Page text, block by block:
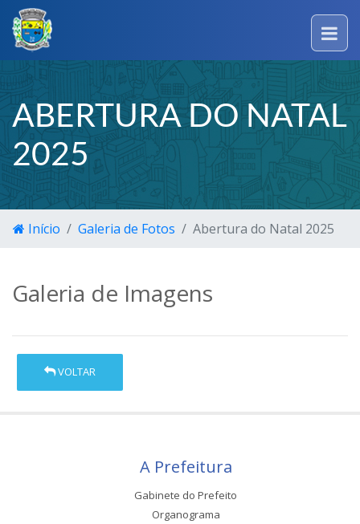
ABERTURA DO NATAL
2025
Início Galeria de Fotos Abertura do Natal 2025
Galeria de Imagens
VOLTAR
A Prefeitura
Gabinete do Prefeito
Organograma